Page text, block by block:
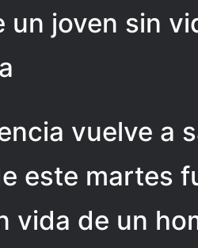
un joven sin
vuelve a
este martes
vida de un